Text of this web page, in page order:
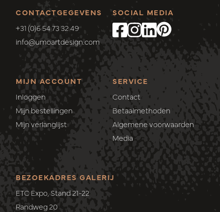
CONTACTGEGEVENS
+31 (0)6 54 73 32 49
info@umoartdesign.com
MIJN ACCOUNT
Inloggen
Mijn bestellingen
Mijn verlanglijst
SERVICE
Contact
Betaalmethoden
Algemene voorwaarden
Media
SOCIAL MEDIA
BEZOEKADRES GALERIJ
ETC Expo, Stand 21-22
Randweg 20